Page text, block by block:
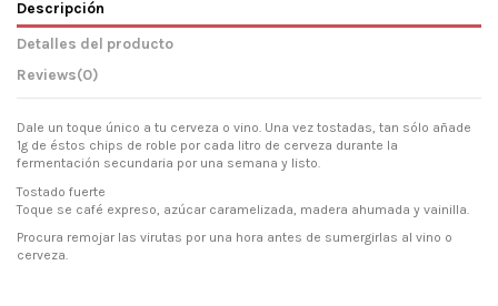
Descripción
Detalles del producto
Reviews(0)
Dale un toque único a tu cerveza o vino. Una vez tostadas, tan sólo añade
1g de éstos chips de roble por cada litro de cerveza durante la
fermentación secundaria por una semana y listo.
Tostado fuerte
Toque se café expreso, azúcar caramelizada, madera ahumada y vainilla.
Procura remojar las virutas por una hora antes de sumergirlas al vino o
cerveza.